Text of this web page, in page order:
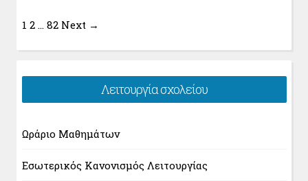
1 2 … 82 Next →
Λειτουργία σχολείου
Ωράριο Μαθημάτων
Εσωτερικός Κανονισμός Λειτουργίας